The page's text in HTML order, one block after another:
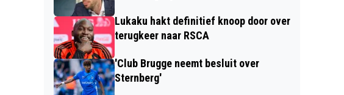
Lukaku hakt definitief knoop door over
terugkeer naar RSCA
'Club Brugge neemt besluit over
Sternberg'